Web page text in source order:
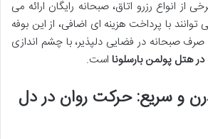
از انواع رزرو اتاق، صبحانه رایگان ارائه می
توانند با پرداخت هزینه ای اضافی، از این بوفه
صبحانه در فضایی دلپذیر، با چشم اندازی
هتل پولمن بارسلونا است.
و سریع: حرکت روان در دل